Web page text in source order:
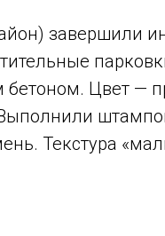
завершили
Цвет —
Текстура